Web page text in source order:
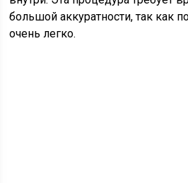
большой аккуратности, так как
очень легко.